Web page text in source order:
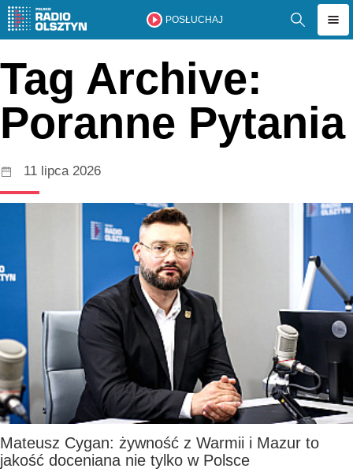
POSŁUCHAJ
Tag Archive:
Poranne Pytania
11 lipca 2026
Mateusz Cygan: żywność z Warmii i Mazur to
jakość doceniana nie tylko w Polsce